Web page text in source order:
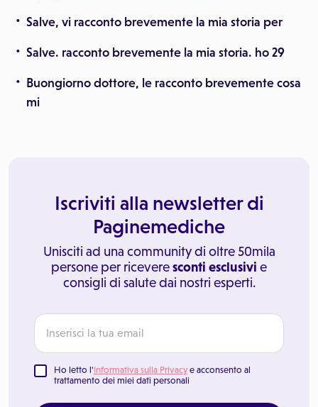
Salve, vi racconto brevemente la mia storia per
Salve. racconto brevemente la mia storia. ho 29
Buongiorno dottore, le racconto brevemente cosa
mi
Iscriviti alla newsletter di
Paginemediche
Unisciti ad una community di oltre 50mila
persone per riceveresconti esclusivi e
consigli di salute dai nostri esperti.
Ho letto l'Informativa sulla Privacy e acconsento al
trattamento dei miei dati personali